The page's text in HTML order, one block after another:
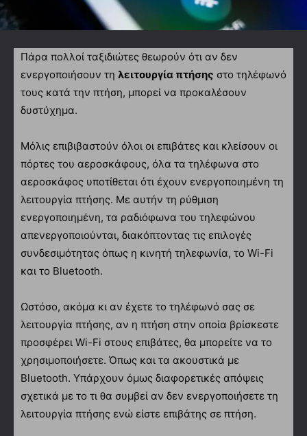
Πάρα πολλοί ταξιδιώτες θεωρούν ότι αν δεν
ενεργοποιήσουν τη λειτουργία πτήσης στο τηλέφωνό
τους κατά την πτήση, μπορεί να προκαλέσουν
δυστύχημα.
Μόλις επιβιβαστούν όλοι οι επιβάτες και κλείσουν οι
πόρτες του αεροσκάφους, όλα τα τηλέφωνα στο
αεροσκάφος υποτίθεται ότι έχουν ενεργοποιημένη τη
λειτουργία πτήσης. Με αυτήν τη ρύθμιση
ενεργοποιημένη, τα ραδιόφωνα του τηλεφώνου
απενεργοποιούνται, διακόπτοντας τις επιλογές
συνδεσιμότητας όπως η κινητή τηλεφωνία, το Wi-Fi
και το Bluetooth.
Ωστόσο, ακόμα κι αν έχετε το τηλέφωνό σας σε
λειτουργία πτήσης, αν η πτήση στην οποία βρίσκεστε
προσφέρει Wi-Fi στους επιβάτες, θα μπορείτε να το
χρησιμοποιήσετε. Όπως και τα ακουστικά με
Bluetooth. Υπάρχουν όμως διαφορετικές απόψεις
σχετικά με το τι θα συμβεί αν δεν ενεργοποιήσετε τη
λειτουργία πτήσης ενώ είστε επιβάτης σε πτήση.